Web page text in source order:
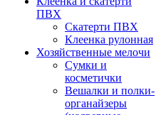
ПВХ
Скатерти ПВХ
Клеенка рулонная
Хозяйственные мелочи
Сумки и
косметички
Вешалки и полки-
органайзеры